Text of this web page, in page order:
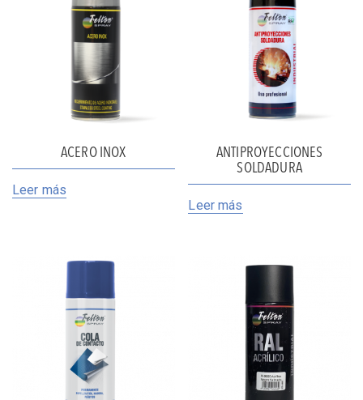
ACERO INOX
Leer más
ANTIPROYECCIONES
SOLDADURA
Leer más